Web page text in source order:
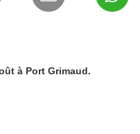
à Port Grimaud.